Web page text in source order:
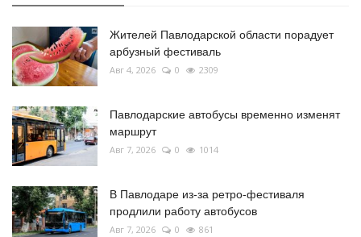
Жителей Павлодарской области порадует
арбузный фестиваль
Авг 4, 2026 0 2309
Павлодарские автобусы временно изменят
маршрут
Авг 7, 2026 0 1014
В Павлодаре из-за ретро-фестиваля
продлили работу автобусов
Авг 7, 2026 0 861